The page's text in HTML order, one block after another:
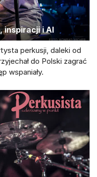
inspiracji i AI
perkusji, daleki od
do Polski zagrać
wspaniały.